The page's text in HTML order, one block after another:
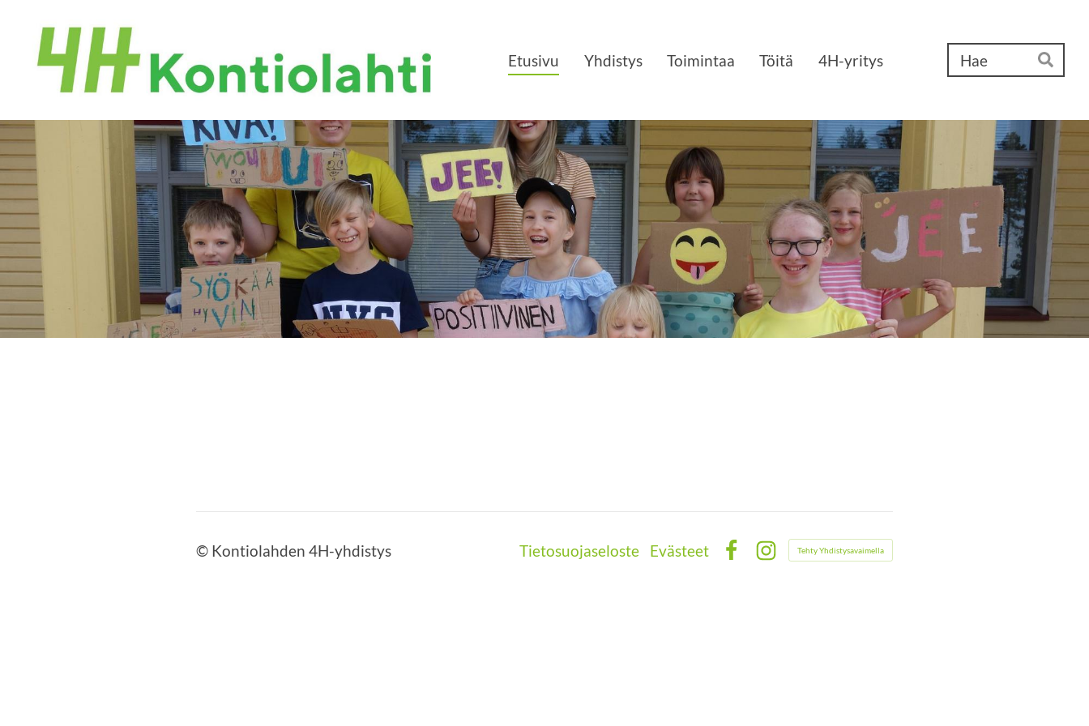
sivun
sisältöön
Kontiolahden 4H-yhdistys Etusivu Yhdistys Toimintaa Töitä 4H-yritys
Hae
© Kontiolahden 4H-yhdistys Tietosuojaseloste
Evästeet
Tehty Yhdistysavaimella